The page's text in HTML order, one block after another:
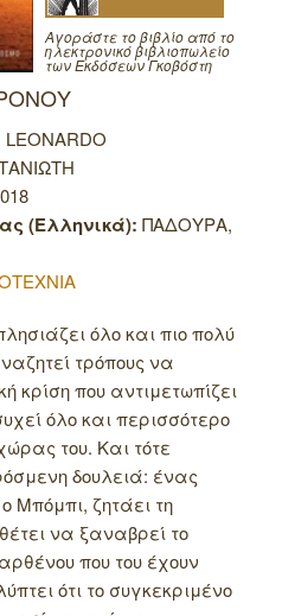
Αγοράστε το βιβλίο από το
ηλεκτρονικό βιβλιοπωλείο
των Εκδόσεων Γκοβόστη
LEONARDO
(Ελληνικά): ΠΑΔΟΥΡΑ,
όλο και πιο πολύ
τρόπους να
κρίση που αντιμετωπίζει
όλο και περισσότερο
του. Και τότε
δουλειά: ένας
Μπόμπι, ζητάει τη
να ξαναβρεί το
που του έχουν
ότι το συγκεκριμένο